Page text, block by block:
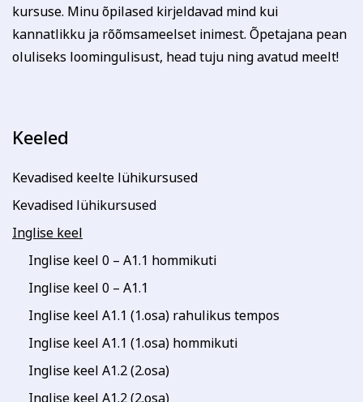
kursuse. Minu õpilased kirjeldavad mind kui
kannatlikku ja rõõmsameelset inimest. Õpetajana pean
oluliseks loomingulisust, head tuju ning avatud meelt!
Keeled
Kevadised keelte lühikursused
Kevadised lühikursused
Inglise keel
Inglise keel 0 – A1.1 hommikuti
Inglise keel 0 – A1.1
Inglise keel A1.1 (1.osa) rahulikus tempos
Inglise keel A1.1 (1.osa) hommikuti
Inglise keel A1.2 (2.osa)
Inglise keel A1.2 (2.osa)